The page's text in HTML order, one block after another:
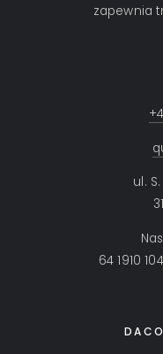
zapewnia
ul.
64 1910